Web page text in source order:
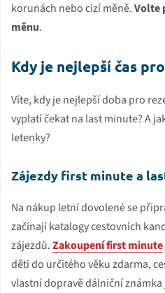
korunách nebo cizí měně.Volte
měnu.
Kdy je nejlepší čas
Víte, kdy je nejlepší doba pro
vyplatí čekat na last minute? A
letenky?
Zájezdy first minute a
Na nákup letní dovolené se
začínají katalogy cestovních
zájezdů.Zakoupení first minute
děti do určitého věku zdarma,
vlastní dopravě dálniční